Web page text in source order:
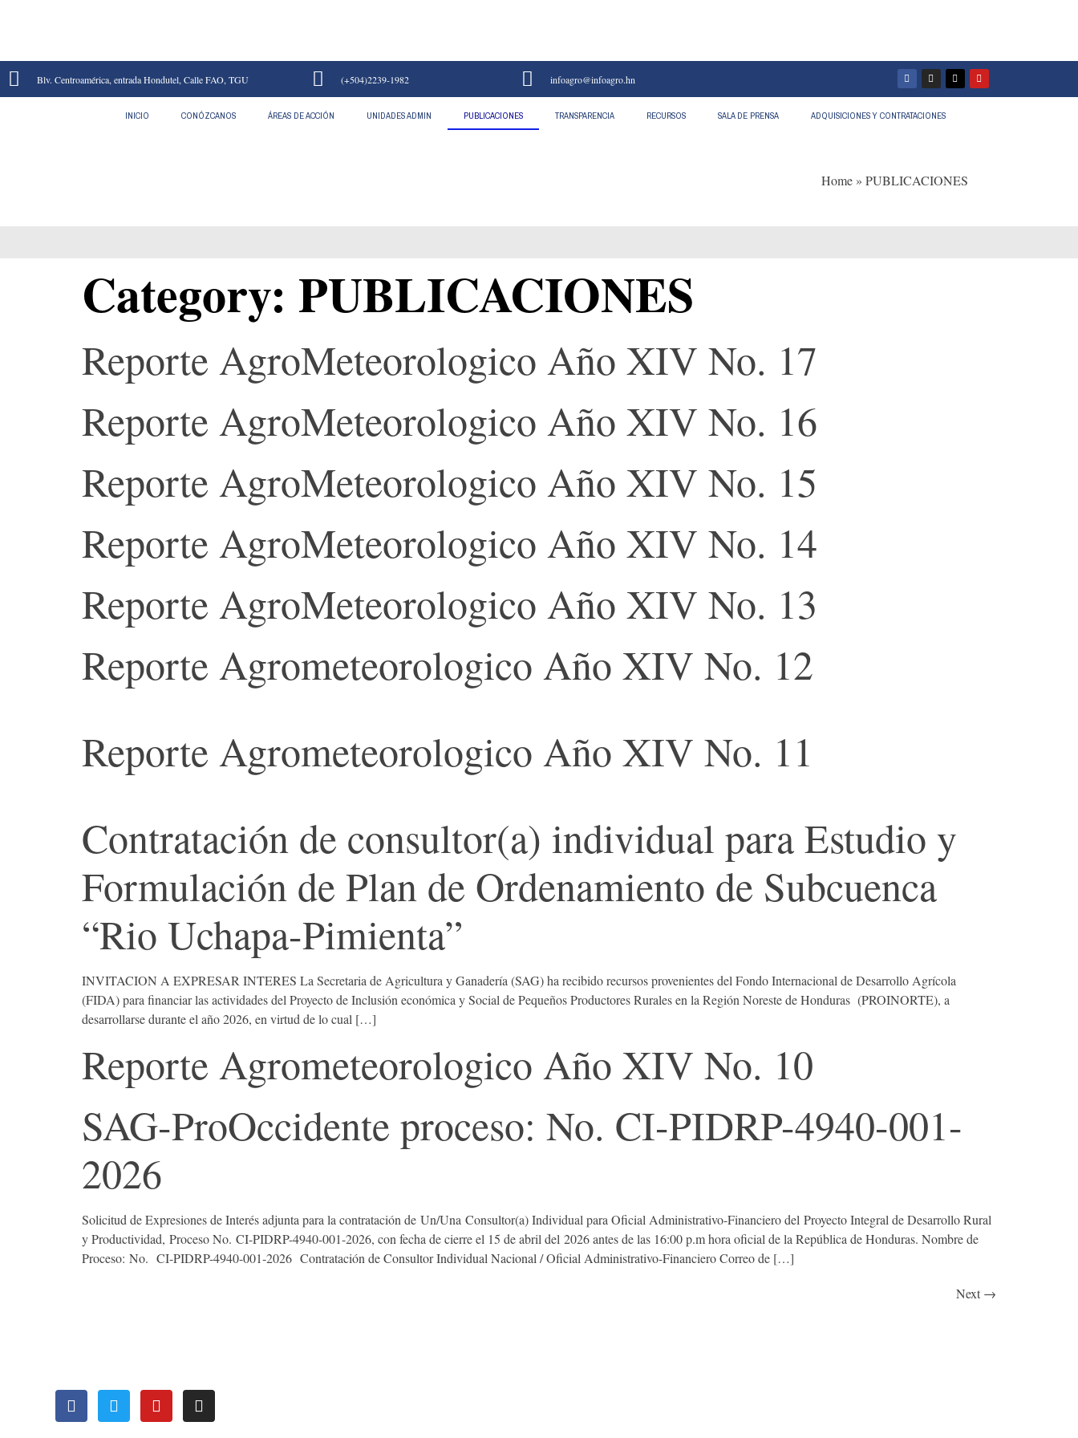
Blv. Centroamérica, entrada Hondutel, Calle FAO, TGU (+504)2239-1982 infoagro@infoagro.hn
INICIO CONÓZCANOS ÁREAS DE ACCIÓN UNIDADES ADMIN PUBLICACIONES TRANSPARENCIA RECURSOS SALA DE PRENSA ADQUISICIONES Y CONTRATACIONES
Home »PUBLICACIONES
Category: PUBLICACIONES
Reporte AgroMeteorologico Año XIV No. 17
Reporte AgroMeteorologico Año XIV No. 16
Reporte AgroMeteorologico Año XIV No. 15
Reporte AgroMeteorologico Año XIV No. 14
Reporte AgroMeteorologico Año XIV No. 13
Reporte Agrometeorologico Año XIV No. 12
Reporte Agrometeorologico Año XIV No. 11
Contratación de consultor(a) individual para Estudio y
Formulación de Plan de Ordenamiento de Subcuenca
“Rio Uchapa-Pimienta”
INVITACION A EXPRESAR INTERES La Secretaria de Agricultura y Ganadería (SAG) ha recibido recursos provenientes del Fondo Internacional de Desarrollo Agrícola
(FIDA) para financiar las actividades del Proyecto de Inclusión económica y Social de Pequeños Productores Rurales en la Región Noreste de Honduras (PROINORTE), a
desarrollarse durante el año 2026, en virtud de lo cual […]
Reporte Agrometeorologico Año XIV No. 10
SAG-ProOccidente proceso: No. CI-PIDRP-4940-001-
2026
Solicitud de Expresiones de Interés adjunta para la contratación de Un/Una Consultor(a) Individual para Oficial Administrativo-Financiero del Proyecto Integral de Desarrollo Rural
y Productividad, Proceso No. CI-PIDRP-4940-001-2026, con fecha de cierre el 15 de abril del 2026 antes de las 16:00 p.m hora oficial de la República de Honduras. Nombre de
Proceso: No. CI-PIDRP-4940-001-2026 Contratación de Consultor Individual Nacional / Oficial Administrativo-Financiero Correo de […]
Next →